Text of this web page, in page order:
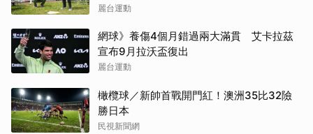
麗台運動
網球》養傷4個月錯過兩大滿貫 艾卡拉茲
宣布9月拉沃盃復出
麗台運動
橄欖球／新帥首戰開門紅！澳洲35比32險
勝日本
民視新聞網